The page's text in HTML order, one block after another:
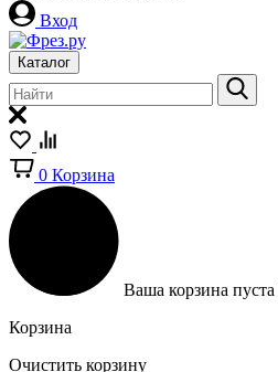
Вход
Каталог
0 Корзина
Ваша корзина пуста
Корзина
Очистить корзину